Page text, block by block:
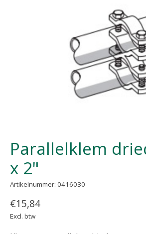
Parallelklem driedelig 2"
x 2"
Artikelnummer: 0416030
€15,84
Excl. btw